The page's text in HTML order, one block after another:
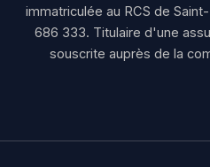
immatriculée au RCS de
686 333. Titulaire d'une
souscrite auprès de la